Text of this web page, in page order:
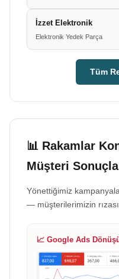
İzzet Elektronik
Elektronik Yedek Parça
Tüm
📊 Rakamlar
Müşteri
Yönettiğimiz
— müşterilerimizin
📈 Google Ads